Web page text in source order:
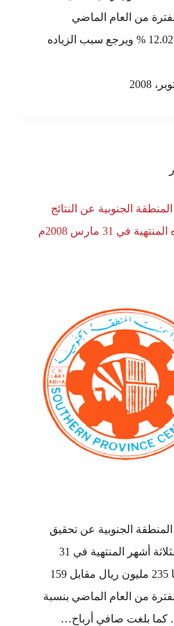
من العام الماضي
وبنسبة زيادة قدرها 12.02 % ويرجع سبب الزياده
الجنوبية عن النتائج
في 31 مارس 2008م
الجنوبية عن تحقيق
صافي أرباح لفترة الثلاثة أشهر المنتهية في 31
مارس 2008م قدرها 235 مليون ريال مقابل 159
من العام الماضي بنسبة